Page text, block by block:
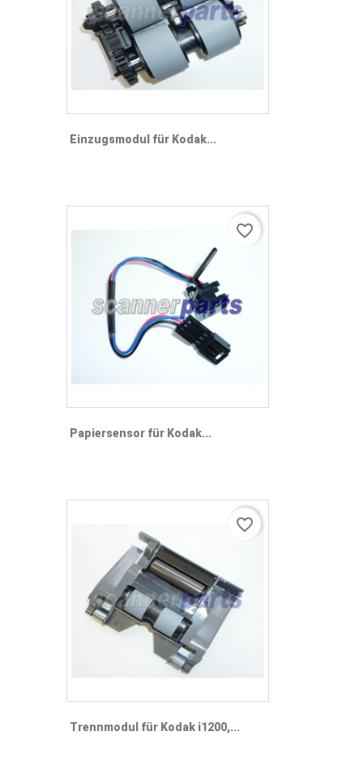
Einzugsmodul für Kodak...
Papiersensor für Kodak...
favorite_border
Trennmodul für Kodak i1200,...
favorite_border